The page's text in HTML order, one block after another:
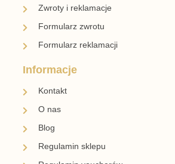
Zwroty i reklamacje
Formularz zwrotu
Formularz reklamacji
Informacje
Kontakt
O nas
Blog
Regulamin sklepu